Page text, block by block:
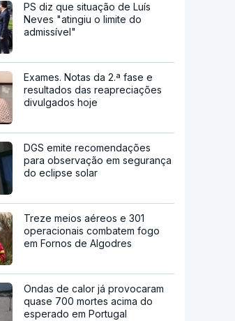
PS diz que situação de Luís
Neves "atingiu o limite do
admissível"
Exames. Notas da 2.ª fase e
resultados das reapreciações
divulgados hoje
DGS emite recomendações
para observação em segurança
do eclipse solar
Treze meios aéreos e 301
operacionais combatem fogo
em Fornos de Algodres
Ondas de calor já provocaram
quase 700 mortes acima do
esperado em Portugal